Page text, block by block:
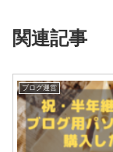
関連記事
ブログ運営